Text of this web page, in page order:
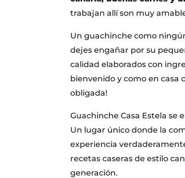
trabajan allí son muy
Un guachinche como
dejes engañar por su
calidad elaborados con
bienvenido y como en casa
obligada!
Guachinche Casa Estela se
Un lugar único donde la
experiencia
recetas caseras de estilo
generación.